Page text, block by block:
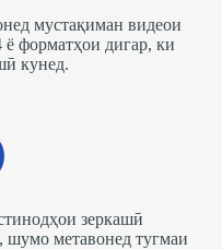
мустақиман видеои
форматҳои дигар, ки
кунед.
зеркашӣ
шумо метавонед тугмаи